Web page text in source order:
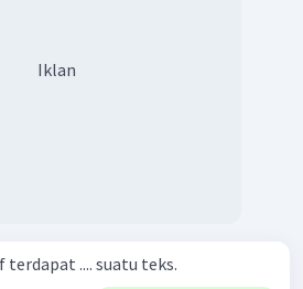
Iklan
.... suatu teks.